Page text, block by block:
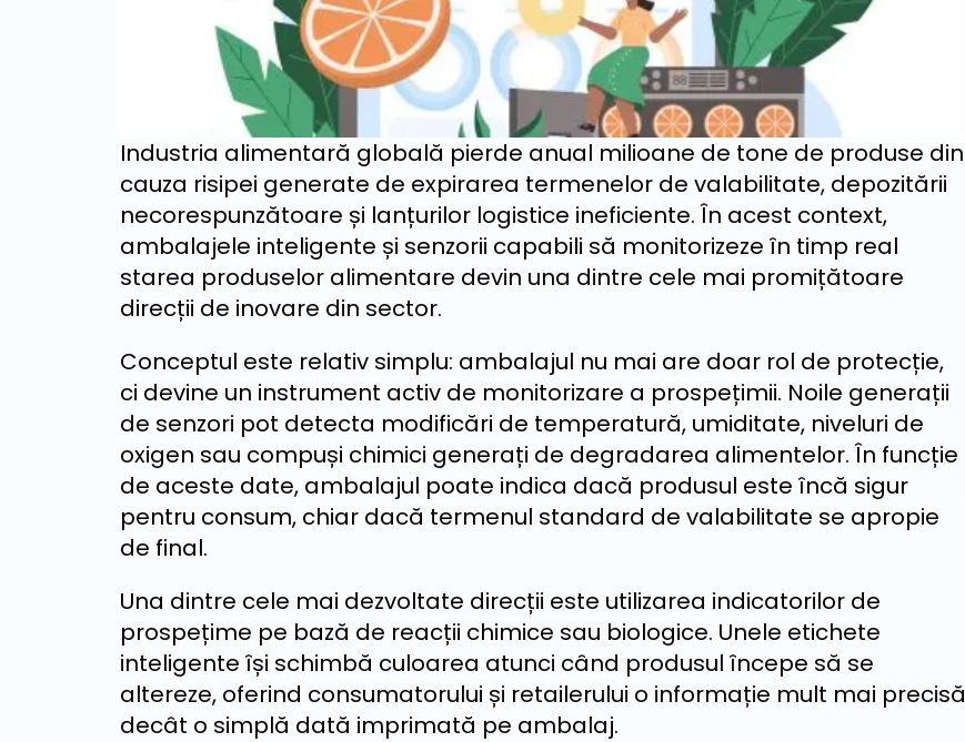
Industria alimentară globală pierde anual milioane de tone de produse din
cauza risipei generate de expirarea termenelor de valabilitate, depozitării
necorespunzătoare și lanțurilor logistice ineficiente. În acest context,
ambalajele inteligente și senzorii capabili să monitorizeze în timp real
starea produselor alimentare devin una dintre cele mai promițătoare
direcții de inovare din sector.
Conceptul este relativ simplu: ambalajul nu mai are doar rol de protecție,
ci devine un instrument activ de monitorizare a prospețimii. Noile generații
de senzori pot detecta modificări de temperatură, umiditate, niveluri de
oxigen sau compuși chimici generați de degradarea alimentelor. În funcție
de aceste date, ambalajul poate indica dacă produsul este încă sigur
pentru consum, chiar dacă termenul standard de valabilitate se apropie
de final.
Una dintre cele mai dezvoltate direcții este utilizarea indicatorilor de
prospețime pe bază de reacții chimice sau biologice. Unele etichete
inteligente își schimbă culoarea atunci când produsul începe să se
altereze, oferind consumatorului și retailerului o informație mult mai precisă
decât o simplă dată imprimată pe ambalaj.